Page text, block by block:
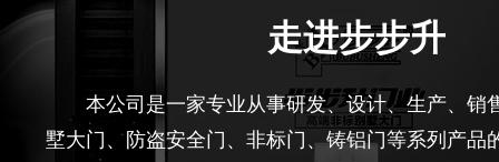
走进步步升
本公司是一家专业从事研发、设计、生产、销
墅大门、防盗安全门、非标门、铸铝门等系列产品